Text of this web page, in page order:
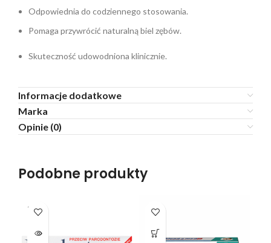
Odpowiednia do codziennego stosowania.
Pomaga przywrócić naturalną biel zębów.
Skuteczność udowodniona klinicznie.
Informacje dodatkowe
Marka
Opinie (0)
Podobne produkty
SOLD
OUT